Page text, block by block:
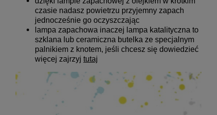
czasie nadasz powietrzu przyjemny zapach
jednocześnie go oczyszczając
lampa zapachowa inaczej lampa katalityczna to
szklana lub ceramiczna butelka ze specjalnym
palnikiem z knotem, jeśli chcesz się dowiedzieć
więcej zajrzyj tutaj